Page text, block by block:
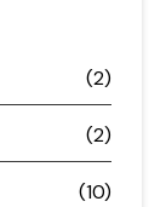
(2)
(2)
(10)